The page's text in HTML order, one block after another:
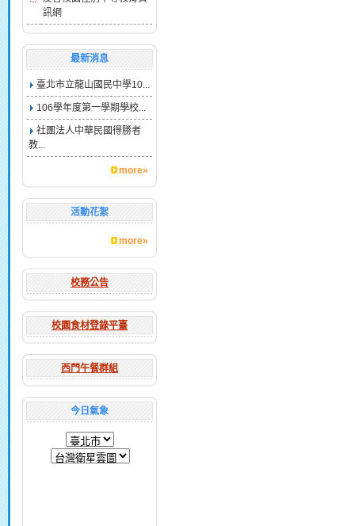
訊網
最新消息
臺北市立龍山國民中學10...
106學年度第一學期學校...
社團法人中華民國得勝者
教...
more»
活動花絮
more»
校務公告
校園食材登錄平臺
西門午餐群組
今日氣象